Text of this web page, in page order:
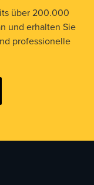
über 200.000
und erhalten Sie
professionelle